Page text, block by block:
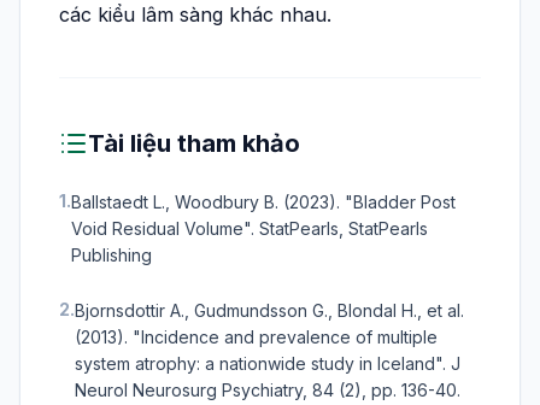
các kiểu lâm sàng khác nhau.
Tài liệu tham khảo
1.Ballstaedt L., Woodbury B. (2023). "Bladder Post
Void Residual Volume". StatPearls, StatPearls
Publishing
2.Bjornsdottir A., Gudmundsson G., Blondal H., et al.
(2013). "Incidence and prevalence of multiple
system atrophy: a nationwide study in Iceland". J
Neurol Neurosurg Psychiatry, 84 (2), pp. 136-40.